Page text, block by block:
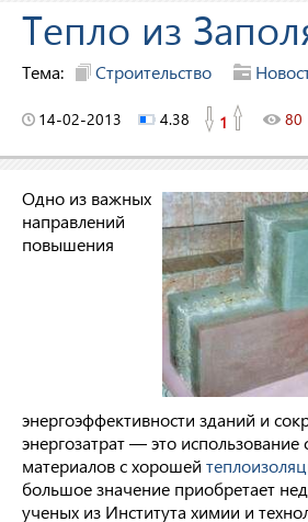
Тепло из
Тема: Строительство
14-02-2013 4.38 1 80
Одно из важных
направлений
повышения
энергоэффективности зданий и
энергозатрат — это использование
материалов с хорошей
большое значение приобретает
ученых из Института химии и